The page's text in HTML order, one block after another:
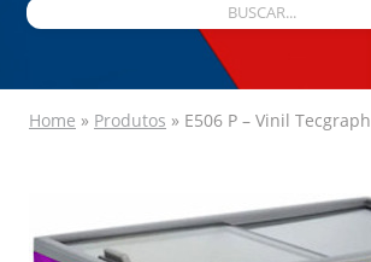
Home » Produtos » E506 P – Vinil Tecgraph